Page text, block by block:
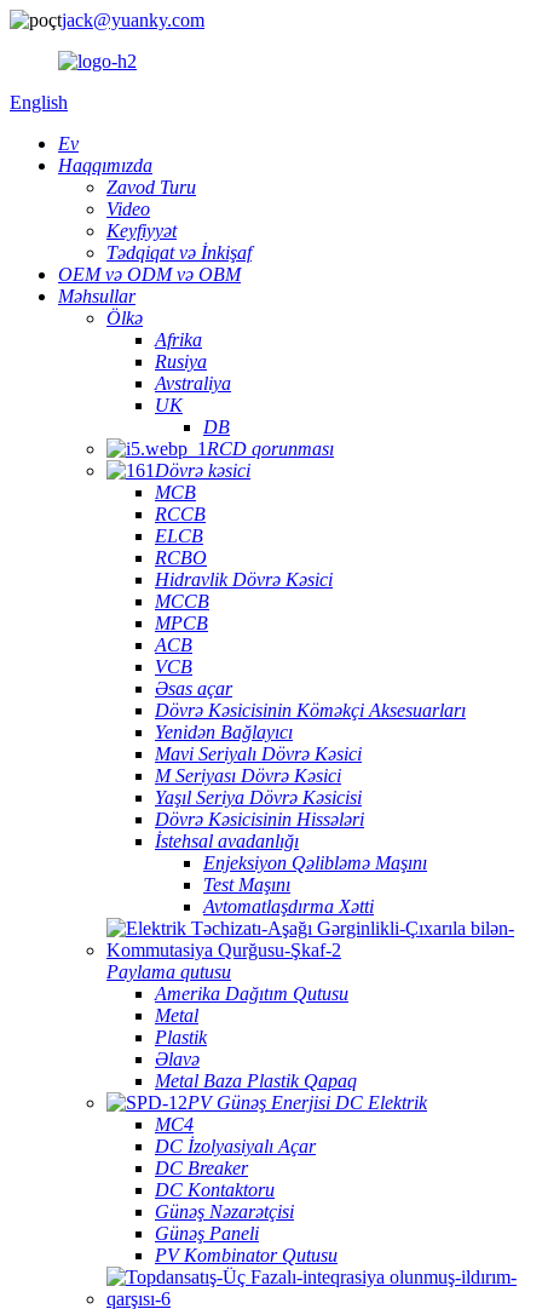
jack@yuanky.com
English
Ev
Haqqımızda
Zavod Turu
Video
Keyfiyyət
Tədqiqat və İnkişaf
OEM və ODM və OBM
Məhsullar
Ölkə
Afrika
Rusiya
Avstraliya
UK
DB
RCD qorunması
Dövrə kəsici
MCB
RCCB
ELCB
RCBO
Hidravlik Dövrə Kəsici
MCCB
MPCB
ACB
VCB
Əsas açar
Dövrə Kəsicisinin Köməkçi Aksesuarları
Yenidən Bağlayıcı
Mavi Seriyalı Dövrə Kəsici
M Seriyası Dövrə Kəsici
Yaşıl Seriya Dövrə Kəsicisi
Dövrə Kəsicisinin Hissələri
İstehsal avadanlığı
Enjeksiyon Qəlibləmə Maşını
Test Maşını
Avtomatlaşdırma Xətti
Paylama qutusu
Amerika Dağıtım Qutusu
Metal
Plastik
Əlavə
Metal Baza Plastik Qapaq
PV Günəş Enerjisi DC Elektrik
MC4
DC İzolyasiyalı Açar
DC Breaker
DC Kontaktoru
Günəş Nəzarətçisi
Günəş Paneli
PV Kombinator Qutusu